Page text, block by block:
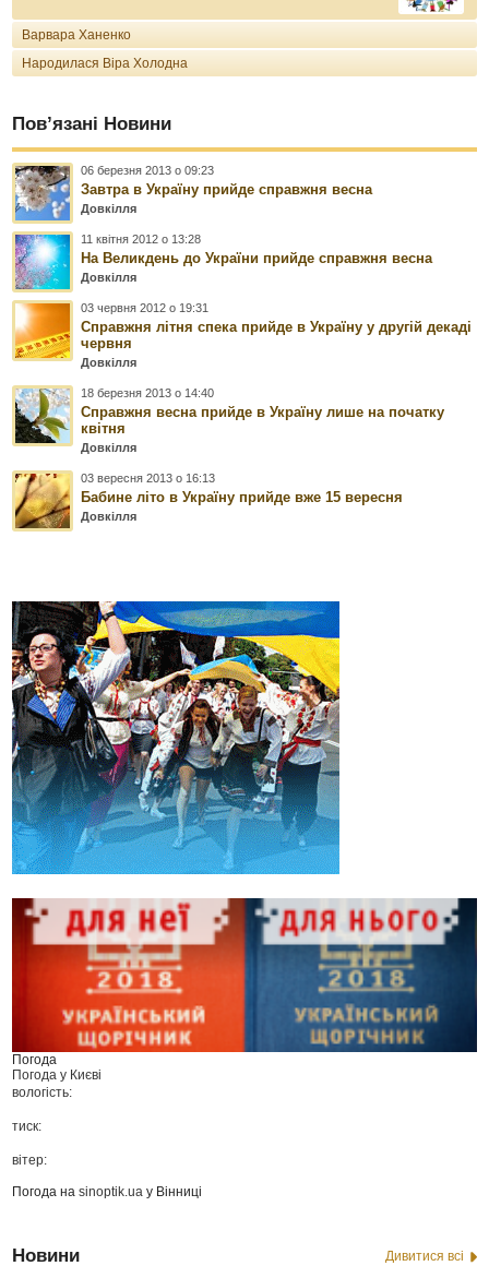
Варвара Ханенко
Народилася Віра Холодна
Пов’язані Новини
06 березня 2013 о 09:23
Завтра в Україну прийде справжня весна
Довкілля
11 квітня 2012 о 13:28
На Великдень до України прийде справжня весна
Довкілля
03 червня 2012 о 19:31
Справжня літня спека прийде в Україну у другій декаді
червня
Довкілля
18 березня 2013 о 14:40
Справжня весна прийде в Україну лише на початку
квітня
Довкілля
03 вересня 2013 о 16:13
Бабине літо в Україну прийде вже 15 вересня
Довкілля
Погода
Погода у Києві
вологість:
тиск:
вітер:
Погода наsinoptik.ua у Вінниці
Новини Дивитися всі